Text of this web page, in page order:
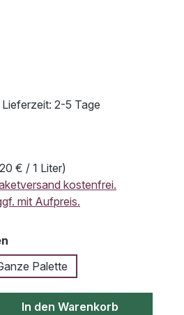
2-5 Tage
€ / 1 Liter)
kostenfrei.
mit Aufpreis.
Palette
Gib den gewünschten
In den Warenkorb